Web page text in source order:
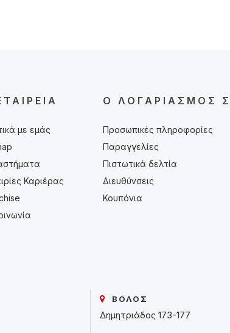
με εμάς
Καριέρας
Ο ΛΟΓΑΡΙΑΣΜΌΣ
Προσωπικές πληροφορίες
Παραγγελίες
Πιστωτικά δελτία
Διευθύνσεις
Κουπόνια
ΒΟΛΟΣ
Δημητριάδος 173-177